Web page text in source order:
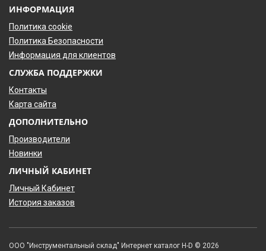
ИНФОРМАЦИЯ
Политика cookie
Политика Безопасности
Информация для клиентов
СЛУЖБА ПОДДЕРЖКИ
Контакты
Карта сайта
ДОПОЛНИТЕЛЬНО
Производители
Новинки
ЛИЧНЫЙ КАБИНЕТ
Личный Кабинет
История заказов
ООО "Инструментальный склад" Интернет каталог H-D © 2026